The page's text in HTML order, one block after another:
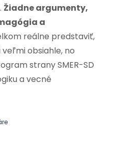
Žiadne argumenty,
a
reálne predstaviť,
veľmi obsiahle, no
strany SMER-SD
a vecné